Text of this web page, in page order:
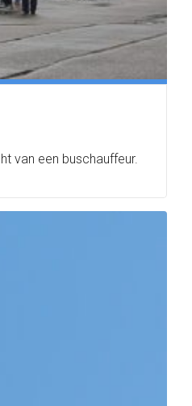
van een buschauffeur.